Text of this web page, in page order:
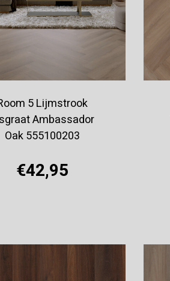
5 Lijmstrook
Ambassador
Oak 555100203
€42,95